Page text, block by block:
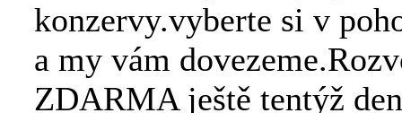
konzervy.vyberte si v
a my vám
ZDARMA ještě tentýž